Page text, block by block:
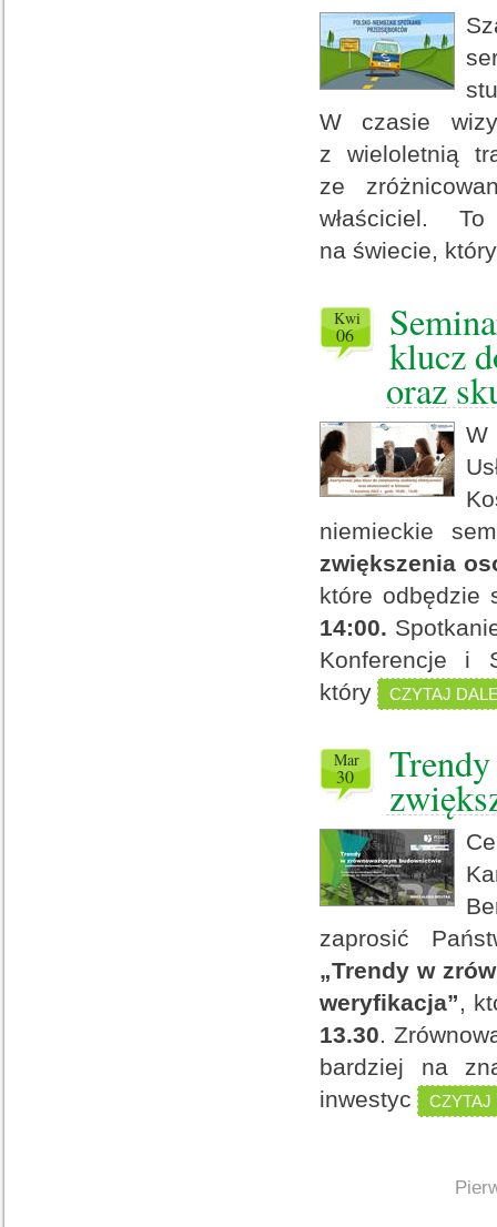
W czasie
z wieloletnią
ze
właściciel. To
na świecie, który
kwi
06 klucz
oraz
W
niemieckie
zwiększenia
które
14:00.
Konferencje i
który
CZYTAJ
mar
30
zaprosić
„Trendy w
weryfikacja”,
13.30.
bardziej na
inwestyc
CZYTAJ